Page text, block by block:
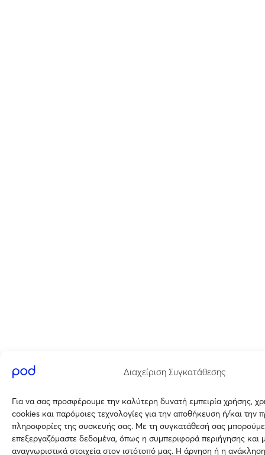
Διαχείριση Συγκατάθεσης
Για να σας προσφέρουμε την καλύτερη δυνατή εμπειρία χρήσης,
cookies και παρόμοιες τεχνολογίες για την αποθήκευση ή/και την
πληροφορίες της συσκευής σας. Με τη συγκατάθεσή σας
επεξεργαζόμαστε δεδομένα, όπως η συμπεριφορά περιήγησης και
αναγνωριστικά στοιχεία στον ιστότοπό μας. Η άρνηση ή η